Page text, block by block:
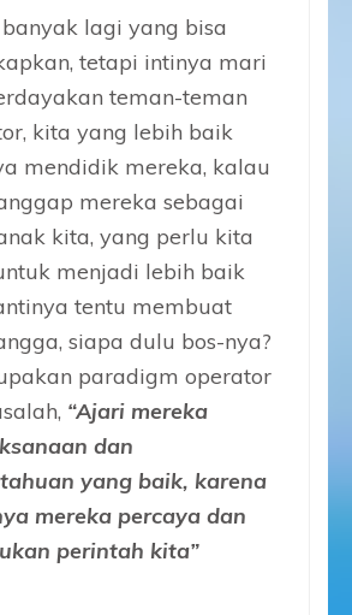
lagi yang bisa
tetapi intinya mari
teman-teman
kita yang lebih baik
mendidik mereka, kalau
mereka sebagai
kita, yang perlu kita
menjadi lebih baik
tentu membuat
siapa dulu bos-nya?
paradigm operator
“Ajari mereka
dan
yang baik, karena
mereka percaya dan
perintah kita”